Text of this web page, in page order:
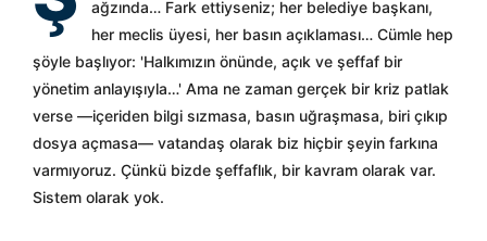
ağzında… Fark ettiyseniz; her belediye başkanı,
her meclis üyesi, her basın açıklaması… Cümle hep
şöyle başlıyor: 'Halkımızın önünde, açık ve şeffaf bir
yönetim anlayışıyla…' Ama ne zaman gerçek bir kriz patlak
verse —içeriden bilgi sızmasa, basın uğraşmasa, biri çıkıp
dosya açmasa— vatandaş olarak biz hiçbir şeyin farkına
varmıyoruz. Çünkü bizde şeffaflık, bir kavram olarak var.
Sistem olarak yok.